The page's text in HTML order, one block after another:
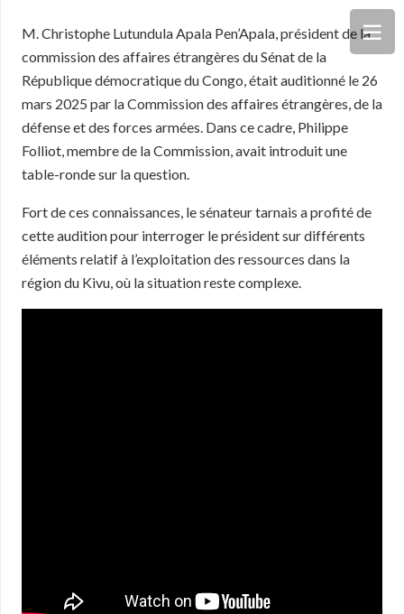
M. Christophe Lutundula Apala Pen’Apala, président de la
commission des affaires étrangères du Sénat de la
République démocratique du Congo, était auditionné le 26
mars 2025 par la Commission des affaires étrangères, de la
défense et des forces armées. Dans ce cadre, Philippe
Folliot, membre de la Commission, avait introduit une
table-ronde sur la question.
Fort de ces connaissances, le sénateur tarnais a profité de
cette audition pour interroger le président sur différents
éléments relatif à l’exploitation des ressources dans la
région du Kivu, où la situation reste complexe.